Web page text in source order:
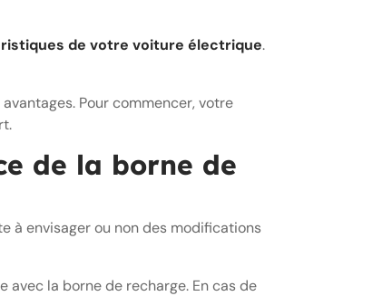
de votre voiture électrique.
Pour commencer, votre
de la borne de
à envisager ou non des modifications
avec la borne de recharge. En cas de